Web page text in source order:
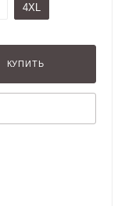
4XL
КУПИТЬ